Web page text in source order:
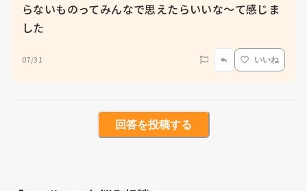
らないものってみんなで思えたらいいな〜て感じま
した
07/31 いいね
回答を投稿する